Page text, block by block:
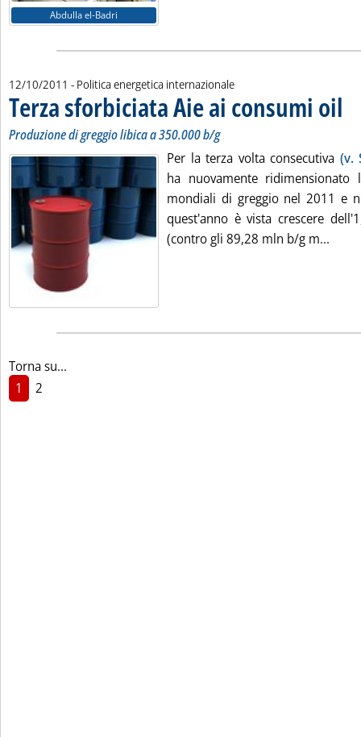
Abdulla el-Badri
12/10/2011 - Politica energetica internazionale
Terza sforbiciata Aie ai consumi oil
Produzione di greggio libica a 350.000 b/g
Per la terza volta consecutiva (v.
ha nuovamente
mondiali di greggio nel 2011 e
quest'anno è vista crescere
(contro gli 89,28 mln b/g m...
Torna su...
1
2